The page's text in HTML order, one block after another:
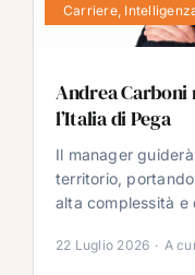
Carriere,
Andrea
l’Italia di Pega
Il manager
territorio,
alta complessità e
22 Luglio 2026 · A